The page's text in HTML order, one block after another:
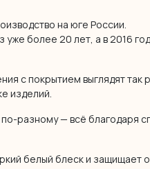
на юге России.
более 20 лет, а в 2016
с покрытием выглядят так
изделий.
разному — всё благодаря
белый блеск и защищает